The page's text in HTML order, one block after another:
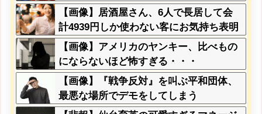
【画像】居酒屋さん、6人で長居して会
計4939円しか使わない客にお気持ち表明
してしまう←コレどっちが悪いん
や？？？？？？
【画像】アメリカのヤンキー、比べもの
にならないほど怖すぎる・・・
【画像】『戦争反対』を叫ぶ平和団体、
最悪な場所でデモをしてしまう